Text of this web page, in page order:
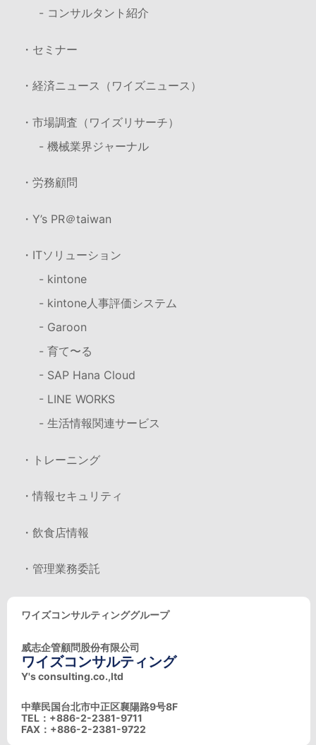
- コンサルタント紹介
・セミナー
・経済ニュース（ワイズニュース）
・市場調査（ワイズリサーチ）
- 機械業界ジャーナル
・労務顧問
・Y’s PR＠taiwan
・ITソリューション
- kintone
- kintone人事評価システム
- Garoon
- 育て〜る
- SAP Hana Cloud
- LINE WORKS
- 生活情報関連サービス
・トレーニング
・情報セキュリティ
・飲食店情報
・管理業務委託
ワイズコンサルティンググループ
威志企管顧問股份有限公司
ワイズコンサルティング
Y's consulting.co.,ltd
中華民国台北市中正区襄陽路9号8F
TEL：+886-2-2381-9711
FAX：+886-2-2381-9722